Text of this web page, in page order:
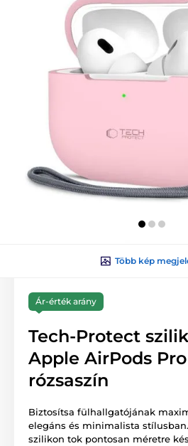
Több kép
Ár-érték arány
Tech-Protect
Apple AirPods Pro
rózsaszín
Biztosítsa fülhallgatójának
elegáns és minimalista
szilikon tok pontosan méretre